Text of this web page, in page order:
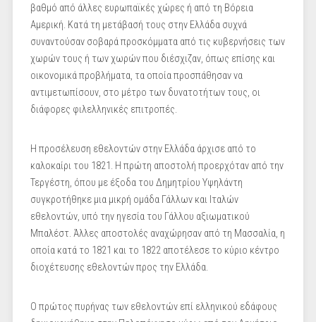
βαθμό από άλλες ευρωπαϊκές χώρες ή από τη Βόρεια
Αμερική. Κατά τη μετάβασή τους στην Ελλάδα συχνά
συναντούσαν σοβαρά προσκόμματα από τις κυβερνήσεις των
χωρών τους ή των χωρών που διέσχιζαν, όπως επίσης και
οικονομικά προβλήματα, τα οποία προσπάθησαν να
αντιμετωπίσουν, στο μέτρο των δυνατοτήτων τους, οι
διάφορες φιλελληνικές επιτροπές.
Η προσέλευση εθελοντών στην Ελλάδα άρχισε από το
καλοκαίρι του 1821. Η πρώτη αποστολή προερχόταν από την
Τεργέστη, όπου με έξοδα του Δημητρίου Υψηλάντη
συγκροτήθηκε μια μικρή ομάδα Γάλλων και Ιταλών
εθελοντών, υπό την ηγεσία του Γάλλου αξιωματικού
Μπαλέστ. Άλλες αποστολές αναχώρησαν από τη Μασσαλία, η
οποία κατά το 1821 και το 1822 αποτέλεσε το κύριο κέντρο
διοχέτευσης εθελοντών προς την Ελλάδα.
Ο πρώτος πυρήνας των εθελοντών επί ελληνικού εδάφους